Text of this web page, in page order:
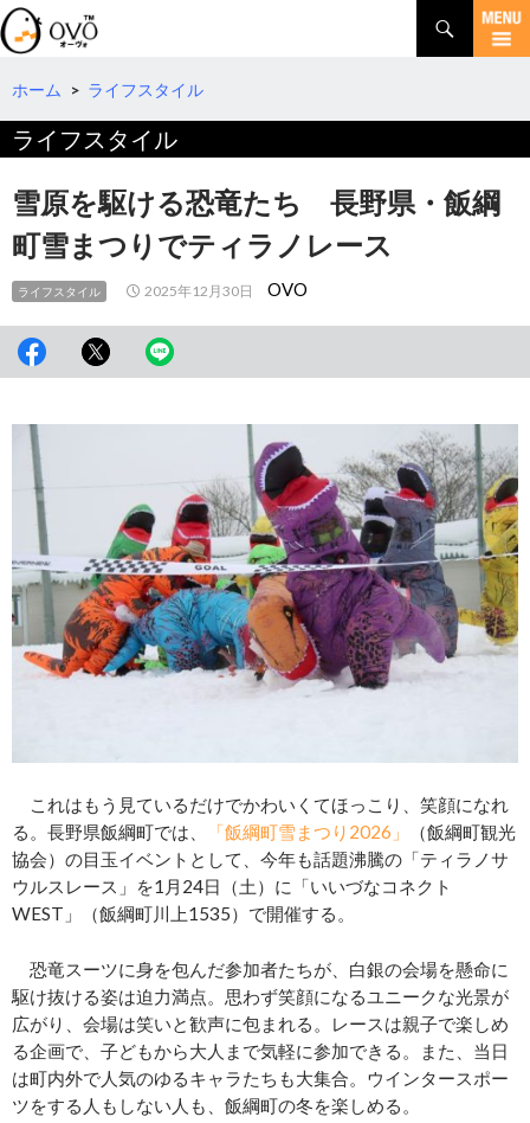
検
索
コ
テ
ツ
へ
移
ホーム > ライフスタイル
ライフスタイル
雪原を駆ける恐竜たち 長野県・飯綱
町雪まつりでティラノレース
ライフスタイル 2025年12月30日 OVO
これはもう見ているだけでかわいくてほっこり、笑顔になれ
る。長野県飯綱町では、
「飯綱町雪まつり2026」
（飯綱町観光
協会）の目玉イベントとして、今年も話題沸騰の「ティラノサ
ウルスレース」を1月24日（土）に「いいづなコネクト
WEST」（飯綱町川上1535）で開催する。
恐竜スーツに身を包んだ参加者たちが、白銀の会場を懸命に
駆け抜ける姿は迫力満点。思わず笑顔になるユニークな光景が
広がり、会場は笑いと歓声に包まれる。レースは親子で楽しめ
る企画で、子どもから大人まで気軽に参加できる。また、当日
は町内外で人気のゆるキャラたちも大集合。ウインタースポー
ツをする人もしない人も、飯綱町の冬を楽しめる。